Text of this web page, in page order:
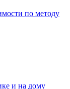
по методу
и на дому